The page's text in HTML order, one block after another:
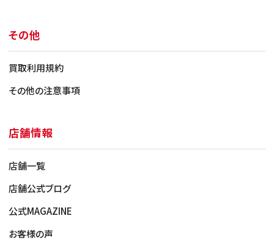
・使用感/経年劣化が見られるもの
・バッテリー最大容量 80％以下/劣化表示
・さほど目立たない液晶の変色
その他
買取利用規約
その他の注意事項
店舗情報
店舗一覧
店舗公式ブログ
公式MAGAZINE
お客様の声